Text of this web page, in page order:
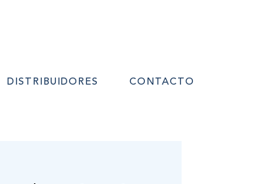
DISTRIBUIDORES CONTACTO